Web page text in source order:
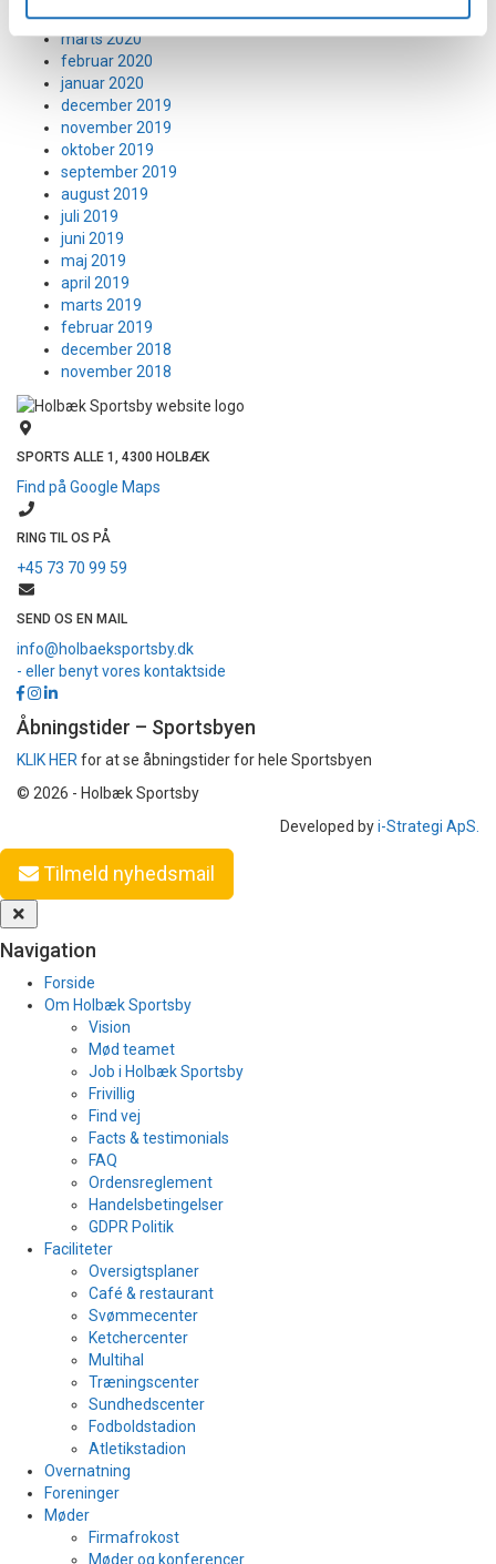
april 2020
marts 2020
februar 2020
januar 2020
december 2019
november 2019
oktober 2019
september 2019
august 2019
juli 2019
juni 2019
maj 2019
april 2019
marts 2019
februar 2019
december 2018
november 2018
SPORTS ALLE 1, 4300 HOLBÆK
Find på Google Maps
RING TIL OS PÅ
+45 73 70 99 59
SEND OS EN MAIL
info@holbaeksportsby.dk
- eller benyt vores kontaktside
Åbningstider – Sportsbyen
KLIK HERfor at se åbningstider for hele Sportsbyen
© 2026 - Holbæk Sportsby
Developed byi-Strategi ApS.
Tilmeld nyhedsmail
Navigation
Forside
Om Holbæk Sportsby
Vision
Mød teamet
Job i Holbæk Sportsby
Frivillig
Find vej
Facts & testimonials
FAQ
Ordensreglement
Handelsbetingelser
GDPR Politik
Faciliteter
Oversigtsplaner
Café & restaurant
Svømmecenter
Ketchercenter
Multihal
Træningscenter
Sundhedscenter
Fodboldstadion
Atletikstadion
Overnatning
Foreninger
Møder
Firmafrokost
Møder og konferencer